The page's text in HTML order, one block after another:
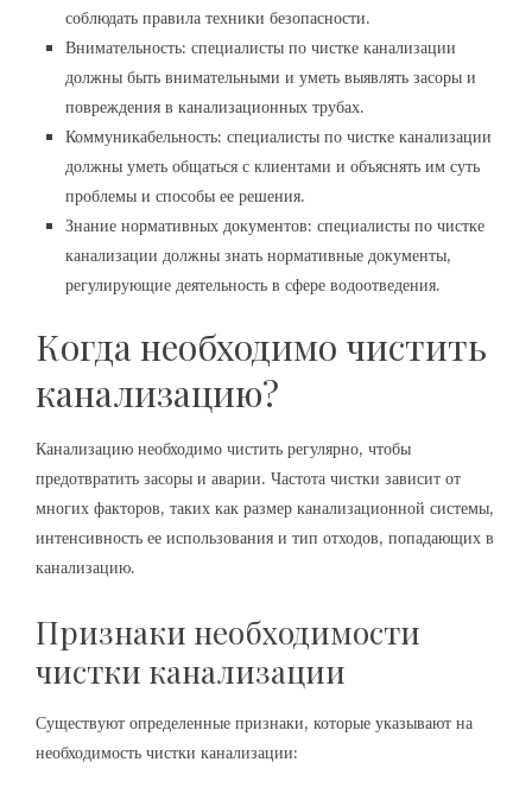
соблюдать правила техники безопасности.
Внимательность: специалисты по чистке канализации
должны быть внимательными и уметь выявлять засоры и
повреждения в канализационных трубах.
Коммуникабельность: специалисты по чистке канализации
должны уметь общаться с клиентами и объяснять им суть
проблемы и способы ее решения.
Знание нормативных документов: специалисты по чистке
канализации должны знать нормативные документы,
регулирующие деятельность в сфере водоотведения.
Когда необходимо чистить
канализацию?
Канализацию необходимо чистить регулярно, чтобы
предотвратить засоры и аварии. Частота чистки зависит от
многих факторов, таких как размер канализационной системы,
интенсивность ее использования и тип отходов, попадающих в
канализацию.
Признаки необходимости
чистки канализации
Существуют определенные признаки, которые указывают на
необходимость чистки канализации: